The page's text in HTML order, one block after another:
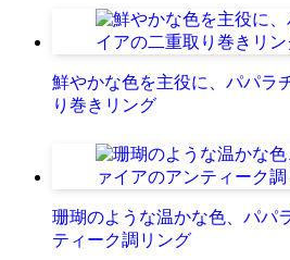
鮮やかな色を主役に、パパラ
り巻きリング
珊瑚のような温かな色、パパ
ティーク調リング